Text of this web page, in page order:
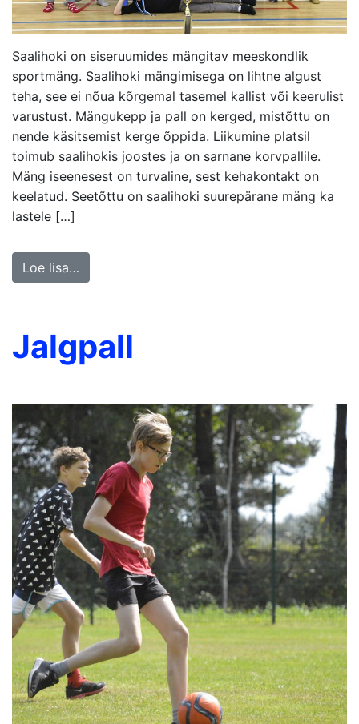
Saalihoki on siseruumides mängitav meeskondlik
sportmäng. Saalihoki mängimisega on lihtne algust
teha, see ei nõua kõrgemal tasemel kallist või keerulist
varustust. Mängukepp ja pall on kerged, mistõttu on
nende käsitsemist kerge õppida. Liikumine platsil
toimub saalihokis joostes ja on sarnane korvpallile.
Mäng iseenesest on turvaline, sest kehakontakt on
keelatud. Seetõttu on saalihoki suurepärane mäng ka
lastele […]
Loe lisa…
Jalgpall